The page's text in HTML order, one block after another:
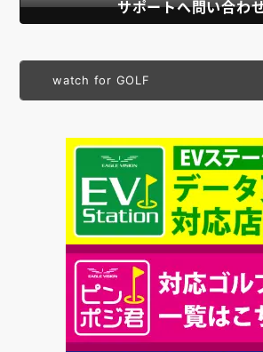
サポートへ問い合わ
watch for GOLF